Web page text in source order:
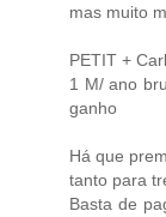
mas muito
PETIT +
1 M/ ano
ganho
Há que
tanto para
Basta de